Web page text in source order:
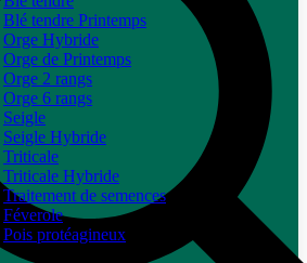
Blé tendre Printemps
Orge Hybride
Orge de Printemps
Orge 2 rangs
Orge 6 rangs
Seigle
Seigle Hybride
Triticale
Triticale Hybride
Traitement de semences
Féverole
Pois protéagineux